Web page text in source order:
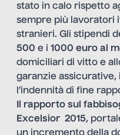
stato in calo rispetto
sempre più lavoratori
stranieri. Gli stipendi
500 e i 1000 euro al
domiciliari di vitto e
garanzie
l’indennità di fine
rapporto sul
Excelsior 2015,